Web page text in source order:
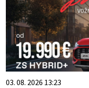
03. 08. 2026 13:23